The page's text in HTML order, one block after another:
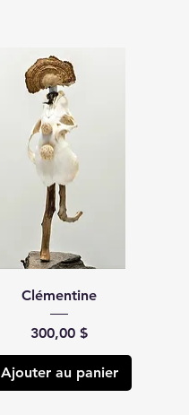
Clémentine
Prix
300,00 $
Ajouter au panier